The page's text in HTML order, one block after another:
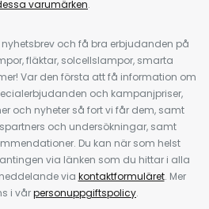
varumärken.
och få bra erbjudanden på
fläktar, solcellslampor, smarta
Var den första att få information om
och kampanjpriser,
och nyheter så fort vi får dem, samt
och undersökningar, samt
Du kan när som helst
via länken som du hittar i alla
via kontaktformuläret. Mer
i vårpersonuppgiftspolicy.